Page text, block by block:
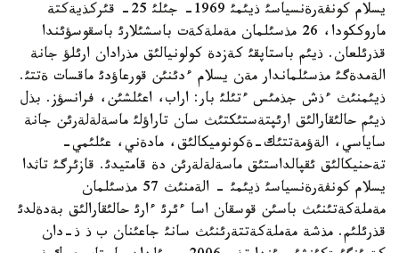
يسلام كونفةرةنسياسئ ذيئمئ 1969- جئلئ 25- قئركذيةكتة
ماروككودا، 26 مذسئلمان مةملةكةت باسشئلارئ باسقوسؤئندا
قذرئلعان. ذيئم باستاپقئ كةزدة كولونيالئق مذرادان ارئلؤ جانة
الةمدةگئ مذسئلماندار مةن يسلام ءدئنئن قورعاؤدئ ماقسات ةتتئ.
ذيئمنئث ءذش جذمئس ءتئلئ بار: اراب، اعئلشئن، فرانسؤز. بذل
ذيئم حالئقارالئق ارئپتةستئكتئث سان تاراؤلئ ماسةلةلةرئن جانة
ساياسي، الةؤمةتتئك-ةكونوميكالئق، مادةني، عئلئمي-
تةحنيكالئق ئقپالداستئق ماسةلةلةرئن دة قامتيدئ. قازئرگئ تاثدا
يسلام كونفةرةنسياسئ ذيئمئ - الةمنئث 57 مذسئلمان
مةملةكةتئنئث باسئن قوسقان اسا ءئرئ ءارئ حالئقارالئق بةدةلدئ
قذرئلئم. مذشة مةملةكةتتةرئنئث سانئ جاعئنان ب ذ ذ-دان